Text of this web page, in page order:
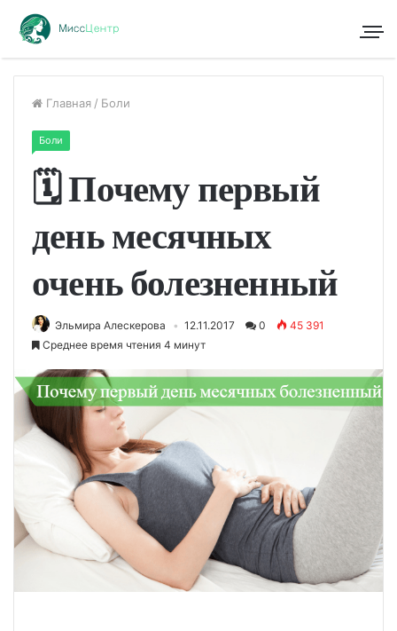
Главная / Боли
Боли
🗓 Почему первый
день месячных
очень болезненный
Эльмира Алескерова 12.11.2017 0
45 391
Среднее время чтения 4 минут